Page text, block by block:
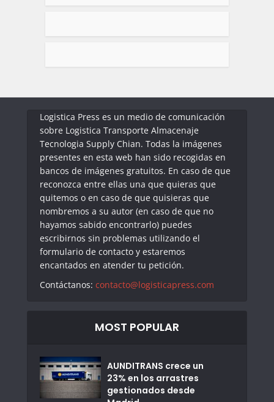
Logistica Press es un medio de comunicación
sobre Logistica Transporte Almacenaje
Tecnologia Supply Chian. Todas la imágenes
presentes en esta web han sido recogidas en
bancos de imágenes gratuitos. En caso de que
reconozca entre ellas una que quieras que
quitemos o en caso de que quisieras que
nombremos a su autor (en caso de que no
hayamos sabido encontrarlo) puedes
escribirnos sin problemas utilizando el
formulario de contacto y estaremos
encantados en atender tu petición.
Contáctanos: contacto@logisticapress.com
MOST POPULAR
AUNDITRANS crece un
23% en los arrastres
gestionados desde